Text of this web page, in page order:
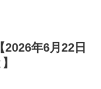
年6月22日